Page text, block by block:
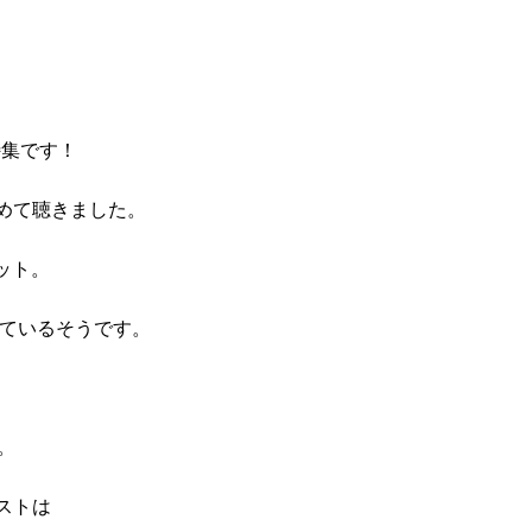
です！
聴きました。
。
いるそうです。
トは